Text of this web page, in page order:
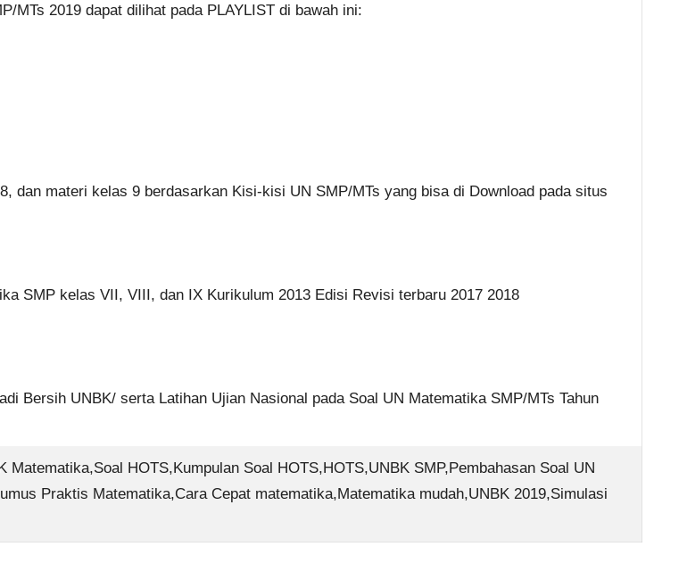
MTs 2019 dapat dilihat pada PLAYLIST di bawah ini:
dan materi kelas 9 berdasarkan Kisi-kisi UN SMP/MTs yang bisa di Download pada situs
SMP kelas VII, VIII, dan IX Kurikulum 2013 Edisi Revisi terbaru 2017 2018
Bersih UNBK/ serta Latihan Ujian Nasional pada Soal UN Matematika SMP/MTs Tahun
HOTS,Kumpulan Soal HOTS,HOTS,UNBK SMP,Pembahasan Soal UN
Praktis Matematika,Cara Cepat matematika,Matematika mudah,UNBK 2019,Simulasi